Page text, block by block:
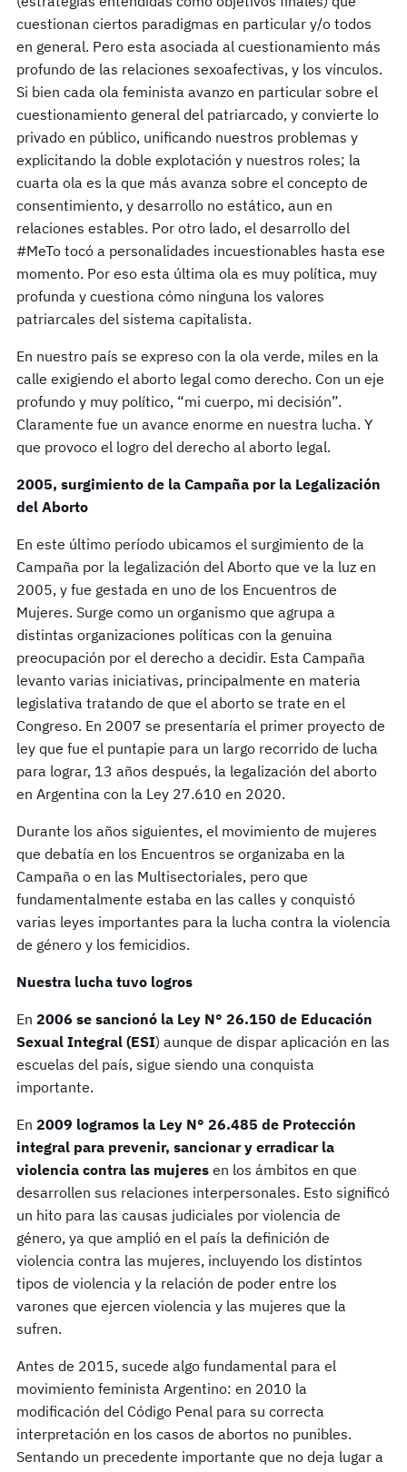
cuestionan ciertos paradigmas en particular y/o todos
en general. Pero esta asociada al cuestionamiento más
profundo de las relaciones sexoafectivas, y los vínculos.
Si bien cada ola feminista avanzo en particular sobre el
cuestionamiento general del patriarcado, y convierte lo
privado en público, unificando nuestros problemas y
explicitando la doble explotación y nuestros roles; la
cuarta ola es la que más avanza sobre el concepto de
consentimiento, y desarrollo no estático, aun en
relaciones estables. Por otro lado, el desarrollo del
#MeTo tocó a personalidades incuestionables hasta ese
momento. Por eso esta última ola es muy política, muy
profunda y cuestiona cómo ninguna los valores
patriarcales del sistema capitalista.
En nuestro país se expreso con la ola verde, miles en la
calle exigiendo el aborto legal como derecho. Con un eje
profundo y muy político, “mi cuerpo, mi decisión”.
Claramente fue un avance enorme en nuestra lucha. Y
que provoco el logro del derecho al aborto legal.
2005, surgimiento de la Campaña por la Legalización
del Aborto
En este último período ubicamos el surgimiento de la
Campaña por la legalización del Aborto que ve la luz en
2005, y fue gestada en uno de los Encuentros de
Mujeres. Surge como un organismo que agrupa a
distintas organizaciones políticas con la genuina
preocupación por el derecho a decidir. Esta Campaña
levanto varias iniciativas, principalmente en materia
legislativa tratando de que el aborto se trate en el
Congreso. En 2007 se presentaría el primer proyecto de
ley que fue el puntapie para un largo recorrido de lucha
para lograr, 13 años después, la legalización del aborto
en Argentina con la Ley 27.610 en 2020.
Durante los años siguientes, el movimiento de mujeres
que debatía en los Encuentros se organizaba en la
Campaña o en las Multisectoriales, pero que
fundamentalmente estaba en las calles y conquistó
varias leyes importantes para la lucha contra la violencia
de género y los femicidios.
Nuestra lucha tuvo logros
En 2006 se sancionó la Ley N° 26.150 de Educación
Sexual Integral (ESI) aunque de dispar aplicación en las
escuelas del país, sigue siendo una conquista
importante.
En 2009 logramos la Ley N° 26.485 de Protección
integral para prevenir, sancionar y erradicar la
violencia contra las mujeres en los ámbitos en que
desarrollen sus relaciones interpersonales. Esto significó
un hito para las causas judiciales por violencia de
género, ya que amplió en el país la definición de
violencia contra las mujeres, incluyendo los distintos
tipos de violencia y la relación de poder entre los
varones que ejercen violencia y las mujeres que la
sufren.
Antes de 2015, sucede algo fundamental para el
movimiento feminista Argentino: en 2010 la
modificación del Código Penal para su correcta
interpretación en los casos de abortos no punibles.
Sentando un precedente importante que no deja lugar a